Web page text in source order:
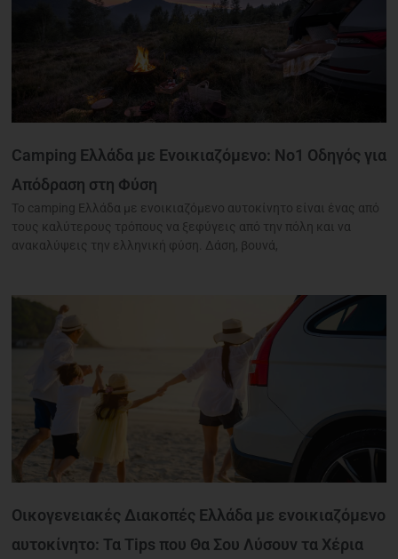
Camping Ελλάδα με Ενοικιαζόμενο: Νο1 Οδηγός για
Απόδραση στη Φύση
Το camping Ελλάδα με ενοικιαζόμενο αυτοκίνητο είναι ένας από
τους καλύτερους τρόπους να ξεφύγεις από την πόλη και να
ανακαλύψεις την ελληνική φύση. Δάση, βουνά,
Οικογενειακές Διακοπές Ελλάδα με ενοικιαζόμενο
αυτοκίνητο: Τα Tips που Θα Σου Λύσουν τα Χέρια